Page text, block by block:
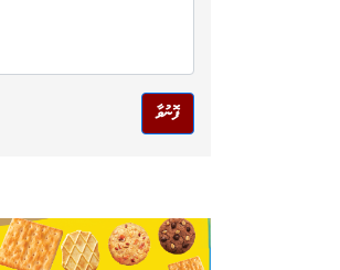
ފޮނުވާ